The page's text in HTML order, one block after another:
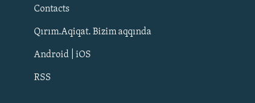
QOŞULIÑIZ!
Contacts
Qırım.Aqiqat. Bizim aqqında
Android | iOS
RSS